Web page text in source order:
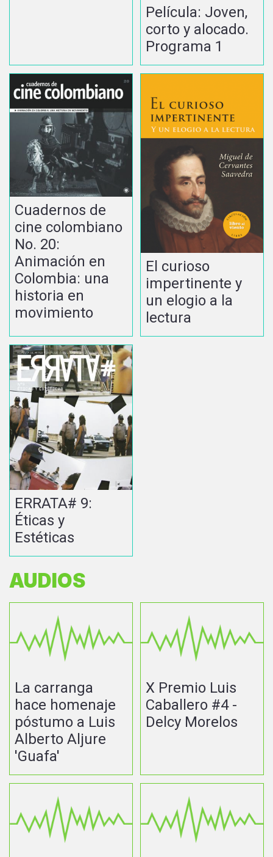
Película: Joven,
corto y alocado.
Programa 1
Cuadernos de
cine colombiano
No. 20:
Animación en
Colombia: una
historia en
movimiento
El curioso
impertinente y
un elogio a la
lectura
ERRATA# 9:
Éticas y
Estéticas
AUDIOS
La carranga
hace homenaje
póstumo a Luis
Alberto Aljure
'Guafa'
X Premio Luis
Caballero #4 -
Delcy Morelos